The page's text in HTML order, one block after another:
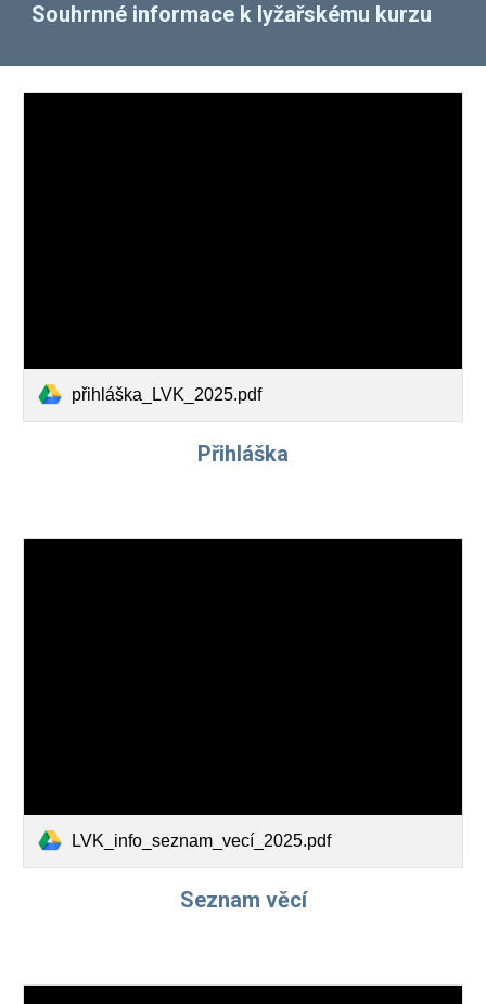
Souhrnné informace k lyžařskému kurzu
přihláška_LVK_2025.pdf
Přihláška
LVK_info_seznam_vecí_2025.pdf
Seznam věcí